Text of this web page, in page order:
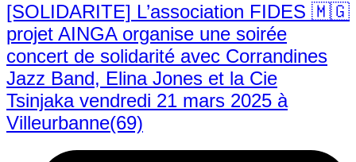
[SOLIDARITE] L’association FIDES 🇲🇬
projet AINGA organise une soirée
concert de solidarité avec Corrandines
Jazz Band, Elina Jones et la Cie
Tsinjaka vendredi 21 mars 2025 à
Villeurbanne(69)